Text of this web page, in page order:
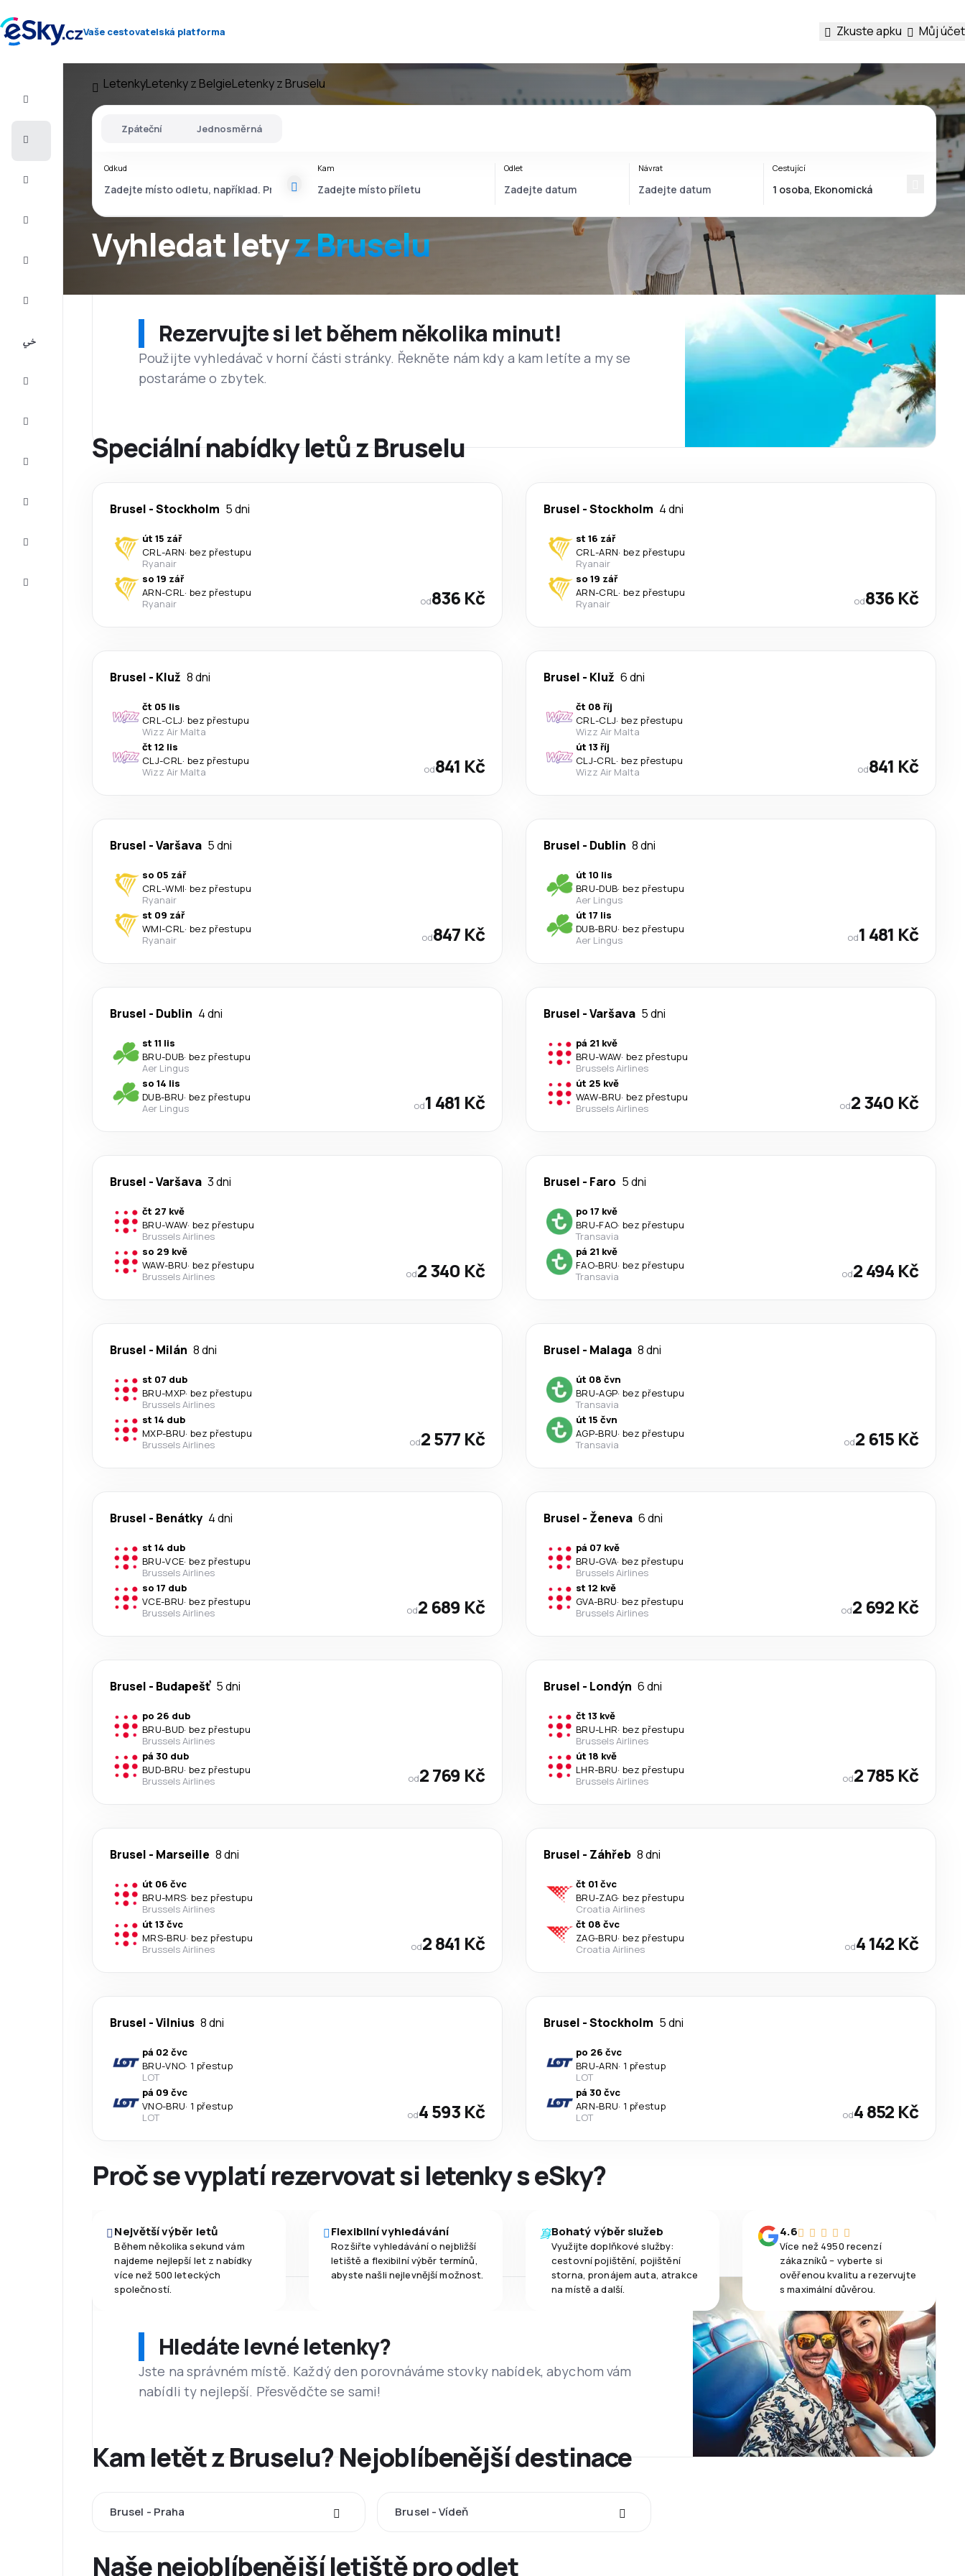
Vaše cestovatelská platforma Zkuste apku Můj účet
LetenkyLetenky z BelgieLetenky z Bruselu
Vyhledat letyz Bruselu
Zpáteční Jednosměrná
Odkud Kam Odlet Návrat Cestující
Rezervujte si let během několika minut!
Použijte vyhledávač v horní části stránky. Řekněte nám kdy a kam letíte a my se
postaráme o zbytek.
Speciální nabídky letů z Bruselu
Brusel -Stockholm 5 dni
út 15 zář
CRL -ARN· bez přestupu
Ryanair
so 19 zář
ARN-CRL · bez přestupu
Ryanair
od836 Kč
Brusel -Stockholm 4 dni
st 16 zář
CRL -ARN· bez přestupu
Ryanair
so 19 zář
ARN-CRL · bez přestupu
Ryanair
od836 Kč
Brusel - Kluž 8 dni
čt 05 lis
CRL -CLJ· bez přestupu
Wizz Air Malta
čt 12 lis
CLJ-CRL · bez přestupu
Wizz Air Malta
od841 Kč
Brusel - Kluž 6 dni
čt 08 říj
CRL -CLJ· bez přestupu
Wizz Air Malta
út 13 říj
CLJ-CRL · bez přestupu
Wizz Air Malta
od841 Kč
Brusel -Varšava 5 dni
so 05 zář
CRL -WMI· bez přestupu
Ryanair
st 09 zář
WMI-CRL · bez přestupu
Ryanair
od847 Kč
Brusel - Dublin 8 dni
út 10 lis
BRU-DUB· bez přestupu
Aer Lingus
út 17 lis
DUB-BRU· bez přestupu
Aer Lingus
od1 481 Kč
Brusel - Dublin 4 dni
st 11 lis
BRU-DUB· bez přestupu
Aer Lingus
so 14 lis
DUB-BRU· bez přestupu
Aer Lingus
od1 481 Kč
Brusel -Varšava 5 dni
pá 21 kvě
BRU-WAW· bez přestupu
Brussels Airlines
út 25 kvě
WAW-BRU· bez přestupu
Brussels Airlines
od2 340 Kč
Brusel -Varšava 3 dni
čt 27 kvě
BRU-WAW· bez přestupu
Brussels Airlines
so 29 kvě
WAW-BRU· bez přestupu
Brussels Airlines
od2 340 Kč
Brusel - Faro 5 dni
po 17 kvě
BRU-FAO· bez přestupu
Transavia
pá 21 kvě
FAO-BRU· bez přestupu
Transavia
od2 494 Kč
Brusel - Milán 8 dni
st 07 dub
BRU-MXP· bez přestupu
Brussels Airlines
st 14 dub
MXP-BRU· bez přestupu
Brussels Airlines
od2 577 Kč
Brusel - Malaga 8 dni
út 08 čvn
BRU-AGP· bez přestupu
Transavia
út 15 čvn
AGP-BRU· bez přestupu
Transavia
od2 615 Kč
Brusel - Benátky 4 dni
st 14 dub
BRU-VCE· bez přestupu
Brussels Airlines
so 17 dub
VCE-BRU· bez přestupu
Brussels Airlines
od2 689 Kč
Brusel - Ženeva 6 dni
pá 07 kvě
BRU-GVA· bez přestupu
Brussels Airlines
st 12 kvě
GVA-BRU· bez přestupu
Brussels Airlines
od2 692 Kč
Brusel - Budapešť 5 dni
po 26 dub
BRU-BUD· bez přestupu
Brussels Airlines
pá 30 dub
BUD-BRU· bez přestupu
Brussels Airlines
od2 769 Kč
Brusel - Londýn 6 dni
čt 13 kvě
BRU-LHR· bez přestupu
Brussels Airlines
út 18 kvě
LHR-BRU· bez přestupu
Brussels Airlines
od2 785 Kč
Brusel - Marseille 8 dni
út 06 čvc
BRU-MRS· bez přestupu
Brussels Airlines
út 13 čvc
MRS-BRU· bez přestupu
Brussels Airlines
od2 841 Kč
Brusel - Záhřeb 8 dni
čt 01 čvc
BRU-ZAG· bez přestupu
Croatia Airlines
čt 08 čvc
ZAG-BRU· bez přestupu
Croatia Airlines
od4 142 Kč
Brusel -Vilnius 8 dni
pá 02 čvc
BRU-VNO· 1 přestup
LOT
pá 09 čvc
VNO-BRU· 1 přestup
LOT
od4 593 Kč
Brusel -Stockholm 5 dni
po 26 čvc
BRU-ARN· 1 přestup
LOT
pá 30 čvc
ARN-BRU· 1 přestup
LOT
od4 852 Kč
Proč se vyplatí rezervovat si letenky s eSky?
Největší výběr letů
Během několika sekund vám
najdeme nejlepší let z nabídky
více než 500 leteckých
společností.
Flexibilní vyhledávání
Rozšiřte vyhledávání o nejbližší
letiště a flexibilní výběr termínů,
abyste našli nejlevnější možnost.
Bohatý výběr služeb
Využijte doplňkové služby:
cestovní pojištění, pojištění
storna, pronájem auta, atrakce
na místě a další.
4.6
Více než 4950 recenzí
zákazníků – vyberte si
ověřenou kvalitu a rezervujte
s maximální důvěrou.
Hledáte levné letenky?
Jste na správném místě. Každý den porovnáváme stovky nabídek, abychom vám
nabídli ty nejlepší. Přesvědčte se sami!
Kam letět z Bruselu? Nejoblíbenější destinace
Brusel - Praha Brusel - Vídeň
Naše nejoblíbenější letiště pro odlet